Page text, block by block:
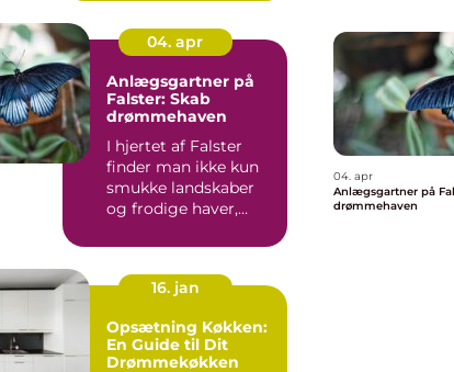
04. apr
Anlægsgartner på
Falster: Skab
drømmehaven
I hjertet af Falster
finder man ikke kun
smukke landskaber
og frodige haver,
16. jan
Opsætning Køkken:
En Guide til Dit
Drømmekøkken
04. apr
Anlægsgartner på
drømmehaven